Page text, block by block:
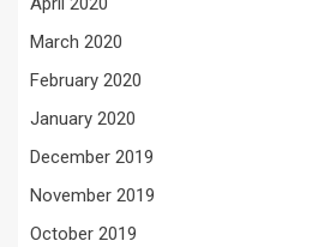
March 2020
February 2020
January 2020
December 2019
November 2019
October 2019